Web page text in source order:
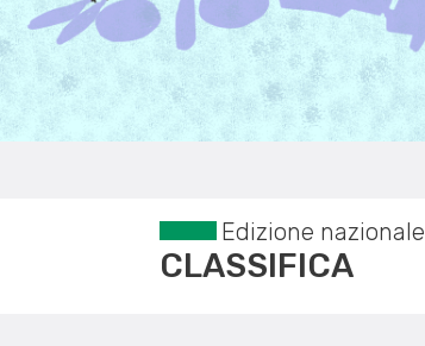
Edizione nazionale
CLASSIFICA